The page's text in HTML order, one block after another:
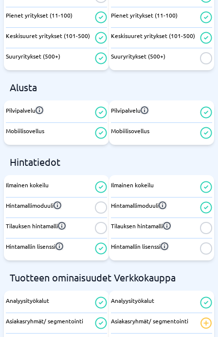
Pienet yritykset (11-100)
Keskisuuret yritykset (101-500)
Suuryritykset (500+)
Pienet yritykset (11-100)
Keskisuuret yritykset (101-500)
Suuryritykset (500+)
Alusta
Pilvipalvelu
Mobiilisovellus
Pilvipalvelu
Mobiilisovellus
Hintatiedot
Ilmainen kokeilu
Hintamallimoduuli
Tilauksen hintamalli
Hintamallin lisenssi
Ilmainen kokeilu
Hintamallimoduuli
Tilauksen hintamalli
Hintamallin lisenssi
Tuotteen ominaisuudet Verkkokauppa
Analyysityökalut
Asiakasryhmät/ segmentointi
Analyysityökalut
Asiakasryhmät/ segmentointi